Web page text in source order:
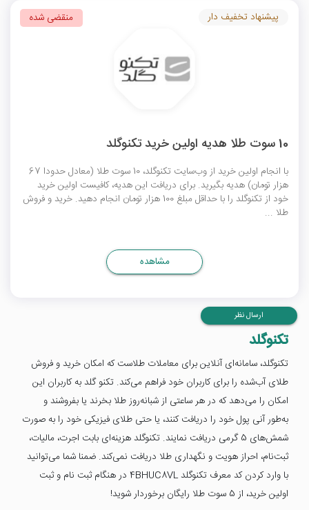
10 سوت طلا هدیه اولین خرید تکنوگلد
با انجام اولین خرید از وب‌سایت تکنوگلد، 10 سوت طلا (معادل حدودا 67
هزار تومان) هدیه بگیرید. برای دریافت این هدیه، کافیست اولین خرید
خود از تکنوگلد را با حداقل مبلغ 100 هزار تومان انجام دهید. خرید و فروش
طلا ...
پیشنهاد تخفیف دار منقضی شده
مشاهده
ارسال نظر
تکنوگلد
تکنوگلد، سامانه‌ای آنلاین برای معاملات طلاست که امکان خرید و فروش
طلای آب‌شده را برای کاربران خود فراهم می‌کند. تکنو گلد به کاربران این
امکان را می‌دهد که در هر ساعتی از شبانه‌روز طلا بخرند یا بفروشند و
به‌طور آنی پول خود را دریافت کنند، یا حتی طلای فیزیکی خود را به صورت
شمش‌های 5 گرمی دریافت نمایند. تکنوگلد هزینه‌ای بابت اجرت، مالیات،
ثبت‌نام، احراز هویت و نگهداری طلا دریافت نمی‌کند. ضمنا شما می‌توانید
با وارد کردن کد معرف تکنوگلد 4BHUC8VL در هنگام ثبت نام و ثبت
اولین خرید، از 5 سوت طلا رایگان برخوردار شوید!